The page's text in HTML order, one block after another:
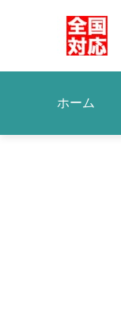
ホーム